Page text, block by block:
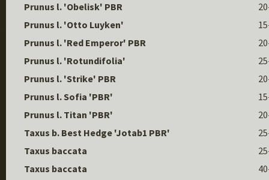
Prunus l. 'Obelisk' PBR
Prunus l. 'Otto Luyken'
Prunus l. 'Red Emperor' PBR
Prunus l. 'Rotundifolia'
Prunus l. 'Strike' PBR
Prunus l. Sofia 'PBR'
Prunus l. Titan 'PBR'
Taxus b. Best Hedge 'Jotab1 PBR'
Taxus baccata
Taxus baccata